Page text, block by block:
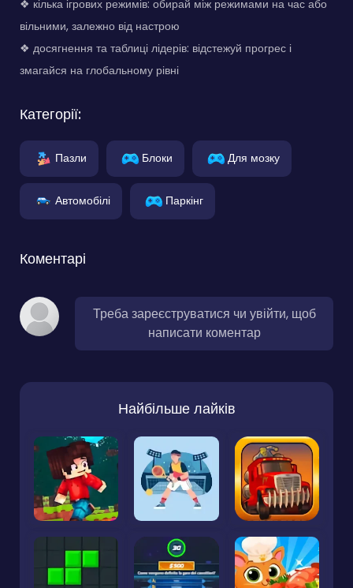
❖ кілька ігрових режимів: обирай між режимами на час або
вільними, залежно від настрою
❖ досягнення та таблиці лідерів: відстежуй прогрес і
змагайся на глобальному рівні
Категорії:
Пазли Блоки Для мозку
Автомобілі Паркінг
Коментарі
Треба зареєструватися чи увійти, щоб
написати коментар
Найбільше лайків